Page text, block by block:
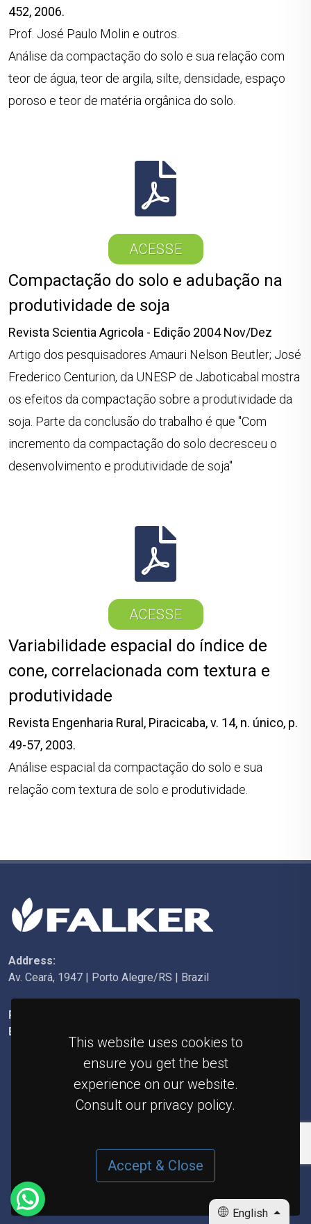
This website uses cookies to
ensure you get the best
experience on our website.
Consult our privacy policy.
Accept & Close
452, 2006.
Prof. José Paulo Molin e outros.
Análise da compactação do solo e sua relação com
teor de água, teor de argila, silte, densidade, espaço
poroso e teor de matéria orgânica do solo.
ACESSE
Compactação do solo e adubação na
produtividade de soja
Revista Scientia Agricola - Edição 2004 Nov/Dez
Artigo dos pesquisadores Amauri Nelson Beutler; José
Frederico Centurion, da UNESP de Jaboticabal mostra
os efeitos da compactação sobre a produtividade da
soja. Parte da conclusão do trabalho é que "Com
incremento da compactação do solo decresceu o
desenvolvimento e produtividade de soja"
ACESSE
Variabilidade espacial do índice de
cone, correlacionada com textura e
produtividade
Revista Engenharia Rural, Piracicaba, v. 14, n. único, p.
49-57, 2003.
Análise espacial da compactação do solo e sua
relação com textura de solo e produtividade.
Address:
Av. Ceará, 1947 | Porto Alegre/RS | Brazil
Phone:
E-mail:
English